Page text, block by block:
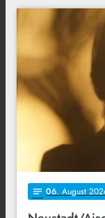
notes 06. August